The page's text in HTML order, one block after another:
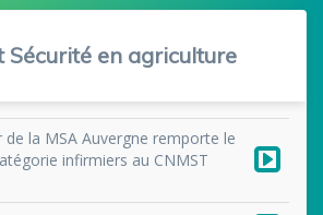
Sécurité en agriculture
de la MSA Auvergne remporte le
infirmiers au CNMST